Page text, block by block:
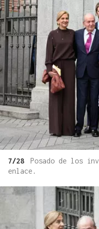
7/28
Posado de los
enlace.